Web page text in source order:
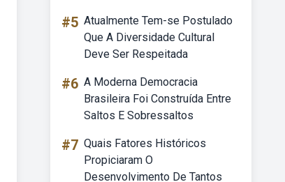
#5 Atualmente Tem-se Postulado
Que A Diversidade Cultural
Deve Ser Respeitada
#6 A Moderna Democracia
Brasileira Foi Construída Entre
Saltos E Sobressaltos
#7 Quais Fatores Históricos
Propiciaram O
Desenvolvimento De Tantos